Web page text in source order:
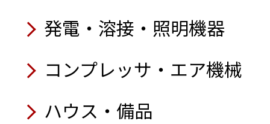
発電・溶接・照明機器
コンプレッサ・エア機械
ハウス・備品